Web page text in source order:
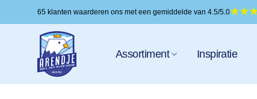
naar
65 klanten waarderen ons met een gemiddelde van 4.5/5.0
Assortiment Inspiratie